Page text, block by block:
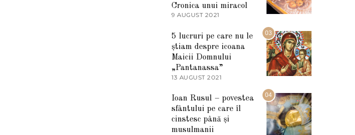
2
0
5
Cronica unui miracol
9 AUGUST 2021
A
R
T
I
2
2
2
03
5 lucruri pe care nu le
știam despre icoana
Maicii Domnului
„Pantanassa”
13 AUGUST 2021
U
G
U
S
04
Ioan Rusul – povestea
sfântului pe care îl
cinstesc până și
musulmanii